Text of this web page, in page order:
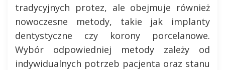
tradycyjnych protez, ale obejmuje również
nowoczesne metody, takie jak implanty
dentystyczne czy korony porcelanowe.
Wybór odpowiedniej metody zależy od
indywidualnych potrzeb pacjenta oraz stanu